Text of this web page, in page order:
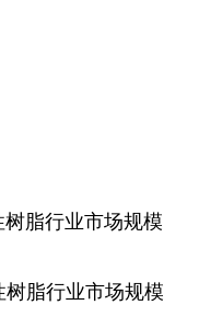
脂行业市场规模
树脂行业市场规模